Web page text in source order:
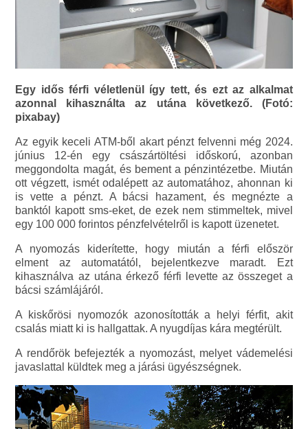
Egy idős férfi véletlenül így tett, és ezt az alkalmat
azonnal kihasználta az utána következő. (Fotó:
pixabay)
Az egyik keceli ATM-ből akart pénzt felvenni még 2024.
június 12-én egy császártöltési időskorú, azonban
meggondolta magát, és bement a pénzintézetbe. Miután
ott végzett, ismét odalépett az automatához, ahonnan ki
is vette a pénzt. A bácsi hazament, és megnézte a
banktól kapott sms-eket, de ezek nem stimmeltek, mivel
egy 100 000 forintos pénzfelvételről is kapott üzenetet.
A nyomozás kiderítette, hogy miután a férfi először
elment az automatától, bejelentkezve maradt. Ezt
kihasználva az utána érkező férfi levette az összeget a
bácsi számlájáról.
A kiskőrösi nyomozók azonosították a helyi férfit, akit
csalás miatt ki is hallgattak. A nyugdíjas kára megtérült.
A rendőrök befejezték a nyomozást, melyet vádemelési
javaslattal küldtek meg a járási ügyészségnek.